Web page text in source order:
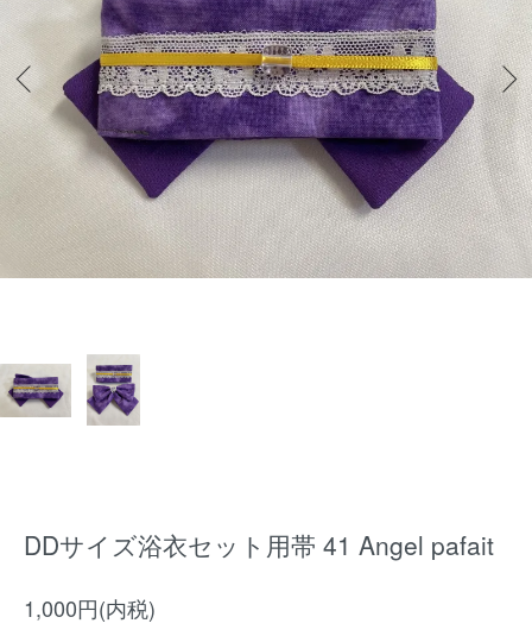
DDサイズ浴衣セット用帯 41 Angel pafait
1,000円(内税)